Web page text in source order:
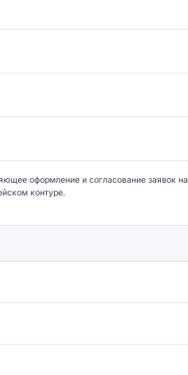
оформление и согласование заявок на
контуре.